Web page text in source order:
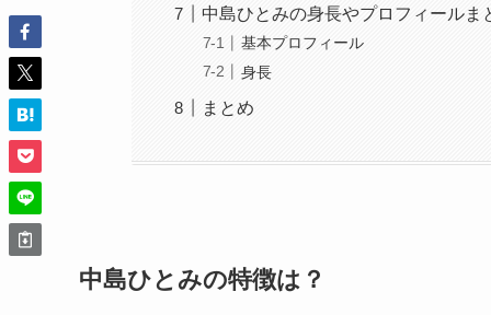
中島ひとみの身長やプロフィールま
基本プロフィール
身長
まとめ
中島ひとみの特徴は？